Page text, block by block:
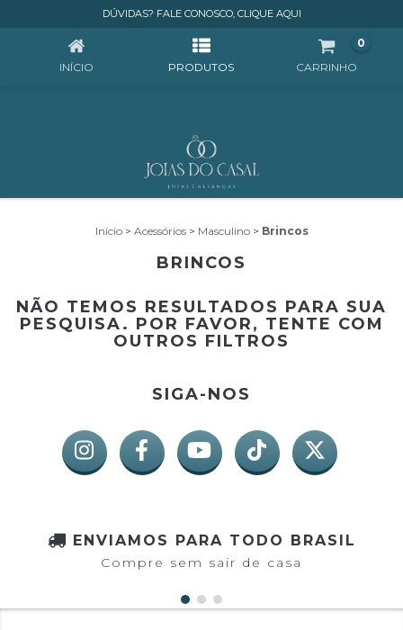
DÚVIDAS? FALE CONOSCO, CLIQUE AQUI
BRINCOS
INÍCIO PRODUTOS CARRINHO
0
Início > Acessórios > Masculino > Brincos
BRINCOS
NÃO TEMOS RESULTADOS PARA SUA
PESQUISA. POR FAVOR, TENTE COM
OUTROS FILTROS
SIGA-NOS
ENVIAMOS PARA TODO BRASIL
Compre sem sair de casa